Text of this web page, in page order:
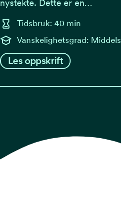
nystekte. Dette er en…
Tidsbruk: 40 min
Vanskelighetsgrad: Middels
Les oppskrift